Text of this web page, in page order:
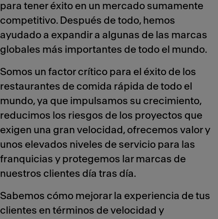
para tener éxito en un mercado sumamente
competitivo. Después de todo, hemos
ayudado a expandir a algunas de las marcas
globales más importantes de todo el mundo.
Somos un factor crítico para el éxito de los
restaurantes de comida rápida de todo el
mundo, ya que impulsamos su crecimiento,
reducimos los riesgos de los proyectos que
exigen una gran velocidad, ofrecemos valor y
unos elevados niveles de servicio para las
franquicias y protegemos lar marcas de
nuestros clientes día tras día.
Sabemos cómo mejorar la experiencia de tus
clientes en términos de velocidad y